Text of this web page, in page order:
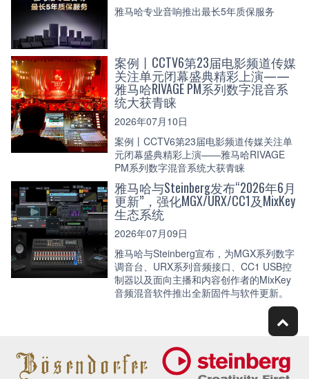
雅马哈专业音响推出最长5年质保服务
案例丨CCTV6第23届电影频道传媒
关注单元闭幕盛典精彩上演——
雅马哈RIVAGE PM系列数字混音系
统大获青睐
2026年07月10日
案例丨CCTV6第23届电影频道传媒关注单
元闭幕盛典精彩上演——雅马哈RIVAGE
PM系列数字混音系统大获青睐
雅马哈与Steinberg发布“2026年6月
更新”，强化MGX/URX/CC1及MixKey
生态系统
2026年07月09日
雅马哈与Steinberg宣布，为MGX系列数字
调音台、URX系列音频接口、CC1 USB控
制器以及面向主播和内容创作者的MixKey
音频混音软件推出全新固件与软件更新。